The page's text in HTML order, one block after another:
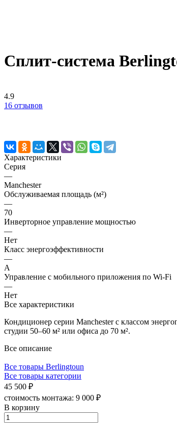
Сплит-система
4.9
16 отзывов
Характеристики
Серия
—
Manchester
Обслуживаемая площадь (м²)
—
70
Инверторное управление мощностью
—
Нет
Класс энергоэффективности
—
A
Управление c мобильного приложения по Wi-Fi
—
Нет
Все характеристики
Кондиционер серии Manchester с классом
студии 50–60 м² или офиса до 70 м².
Все описание
Все товары Berlingtoun
Все товары категории
45 500 ₽
стоимость монтажа: 9 000 ₽
В корзину